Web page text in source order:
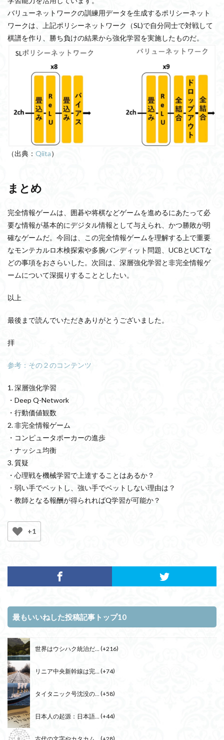
バリューネットワークの訓練用データを生成するポリシーネット
ワークは、上記ポリシーネットワーク（SL)で自分同士で対戦して
棋譜を作り、勝ち負けの結果から強化学習を実施したものだ。
（出典： Qiita）
まとめ
完全情報ゲームは、囲碁や将棋などゲームを進めるにあたって必
要な情報が基本的にデジタル情報として与えられ、かつ勝敗が明
確なゲームだ。今回は、この完全情報ゲームを理解する上で重要
なモンテカルロ木検探索や多腕バンディット問題、UCBとUCTな
どの事項をおさらいした。次回は、深層強化学習と非完全情報ゲ
ームについて深掘りすることとしたい。
以上
最後まで読んでいただきありがとうございました。
拝
参考：その２のコンテンツ
1. 深層強化学習
・Deep Q-Network
・行動価値観数
2. 非完全情報ゲーム
・コンピュータポーカーの進歩
・ナッシュ均衡
3. 質疑
・心理戦を機械学習で上達することはあるか？
・弱い手でベットし、強い手でベットしない理由は？
・教師となる報酬が得られればQ学習が可能か？
+1
最もいいねした投稿記事トップ10
世界はウシハク統治だ... +216
リニア中央新幹線は完... +74
タイタニック号沈没の... +58
日本人の起源：日本語... +44
古代の文字やカタカム... +28